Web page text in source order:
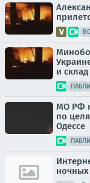
и
МО РФ
по
Одессе